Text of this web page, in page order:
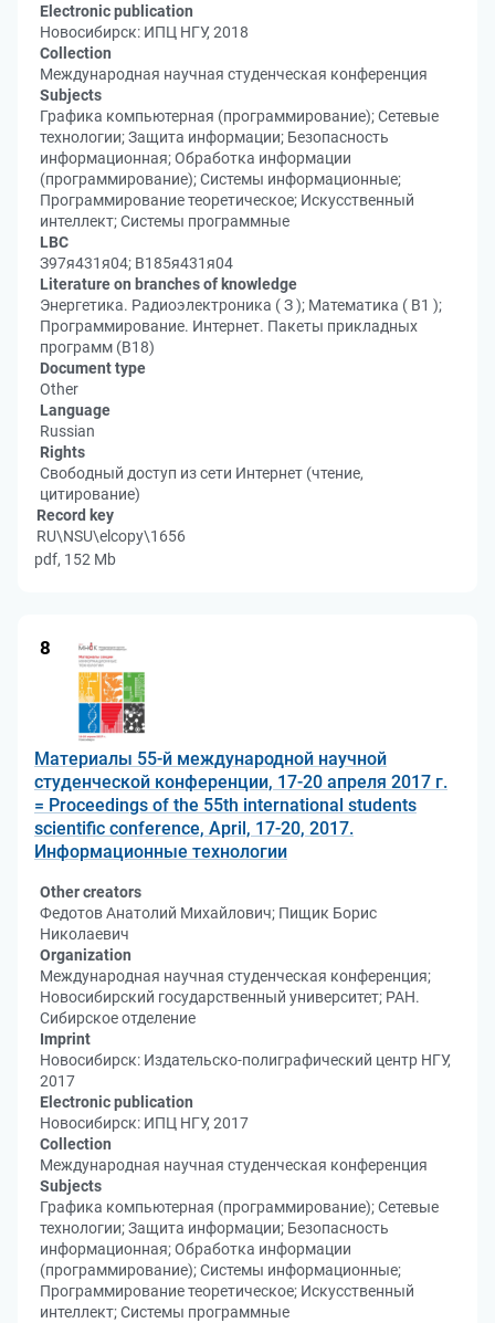
Electronic publication
Новосибирск: ИПЦ НГУ, 2018
Collection
Международная научная студенческая конференция
Subjects
Графика компьютерная (программирование); Сетевые
технологии; Защита информации; Безопасность
информационная; Обработка информации
(программирование); Системы информационные;
Программирование теоретическое; Искусственный
интеллект; Системы программные
LBC
З97я431я04; В185я431я04
Literature on branches of knowledge
Энергетика. Радиоэлектроника ( З ); Математика ( В1 );
Программирование. Интернет. Пакеты прикладных
программ (В18)
Document type
Other
Language
Russian
Rights
Свободный доступ из сети Интернет (чтение,
цитирование)
Record key
RU\NSU\elcopy\1656
pdf, 152 Mb
8
Материалы 55-й международной научной
студенческой конференции, 17-20 апреля 2017 г.
= Proceedings of the 55th international students
scientific conference, April, 17-20, 2017.
Информационные технологии
Other creators
Федотов Анатолий Михайлович; Пищик Борис
Николаевич
Organization
Международная научная студенческая конференция;
Новосибирский государственный университет; РАН.
Сибирское отделение
Imprint
Новосибирск: Издательско-полиграфический центр НГУ,
2017
Electronic publication
Новосибирск: ИПЦ НГУ, 2017
Collection
Международная научная студенческая конференция
Subjects
Графика компьютерная (программирование); Сетевые
технологии; Защита информации; Безопасность
информационная; Обработка информации
(программирование); Системы информационные;
Программирование теоретическое; Искусственный
интеллект; Системы программные